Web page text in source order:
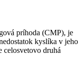
príhoda (CMP), je
kyslíka v jeho
celosvetovo druhá